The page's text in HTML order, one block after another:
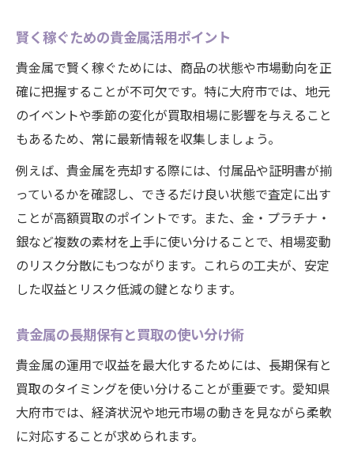
賢く稼ぐための貴金属活用ポイント
貴金属で賢く稼ぐためには、商品の状態や市場動向を正
確に把握することが不可欠です。特に大府市では、地元
のイベントや季節の変化が買取相場に影響を与えること
もあるため、常に最新情報を収集しましょう。
例えば、貴金属を売却する際には、付属品や証明書が揃
っているかを確認し、できるだけ良い状態で査定に出す
ことが高額買取のポイントです。また、金・プラチナ・
銀など複数の素材を上手に使い分けることで、相場変動
のリスク分散にもつながります。これらの工夫が、安定
した収益とリスク低減の鍵となります。
貴金属の長期保有と買取の使い分け術
貴金属の運用で収益を最大化するためには、長期保有と
買取のタイミングを使い分けることが重要です。愛知県
大府市では、経済状況や地元市場の動きを見ながら柔軟
に対応することが求められます。